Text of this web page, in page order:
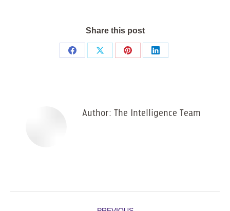
Share this post
Share
Share
Share
Share
Author: The Intelligence Team